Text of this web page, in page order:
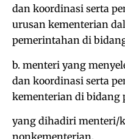
dan koordinasi serta
urusan kementerian
pemerintahan di
b. menteri yang
dan koordinasi serta
kementerian di bidang
yang dihadiri menteri/